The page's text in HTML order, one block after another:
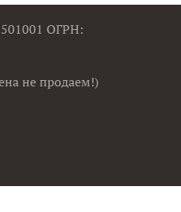
ОГРН:
не продаем!)